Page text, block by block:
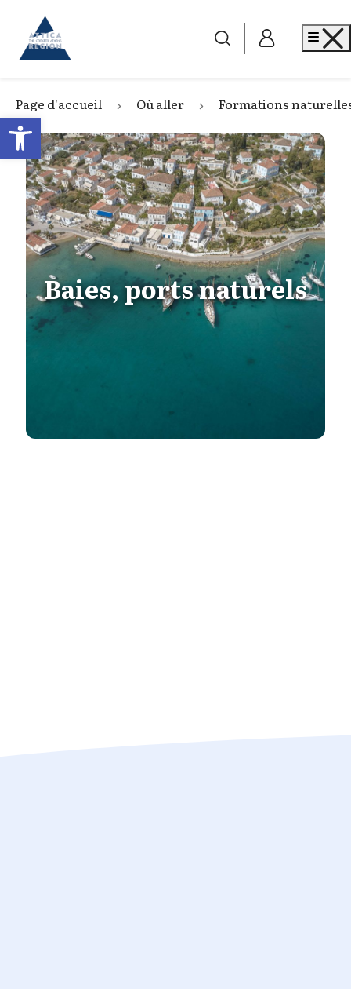
Open toolbar
Go to home
Page d'accueil Où aller Formations
Baies, ports naturels